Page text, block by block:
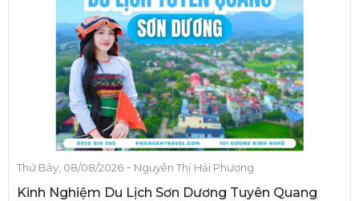
Thứ Bảy, 08/08/2026 - Nguyễn Thị Hải Phượng
Kinh Nghiệm Du Lịch Sơn Dương Tuyên Quang